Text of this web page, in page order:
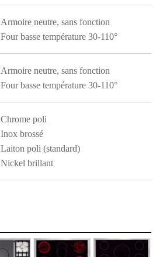
Armoire neutre, sans fonction
Four basse température 30-110°
Armoire neutre, sans fonction
Four basse température 30-110°
Chrome poli
Inox brossé
Laiton poli (standard)
Nickel brillant